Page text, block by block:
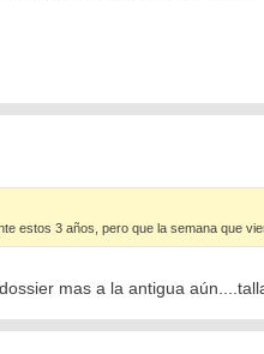
estos 3 años, pero que la semana que
mas a la antigua